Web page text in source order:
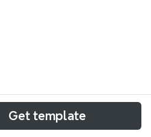
니다 템플릿은 마인드맵 초
Xmind의 핵심 기능을 익힐
Get template